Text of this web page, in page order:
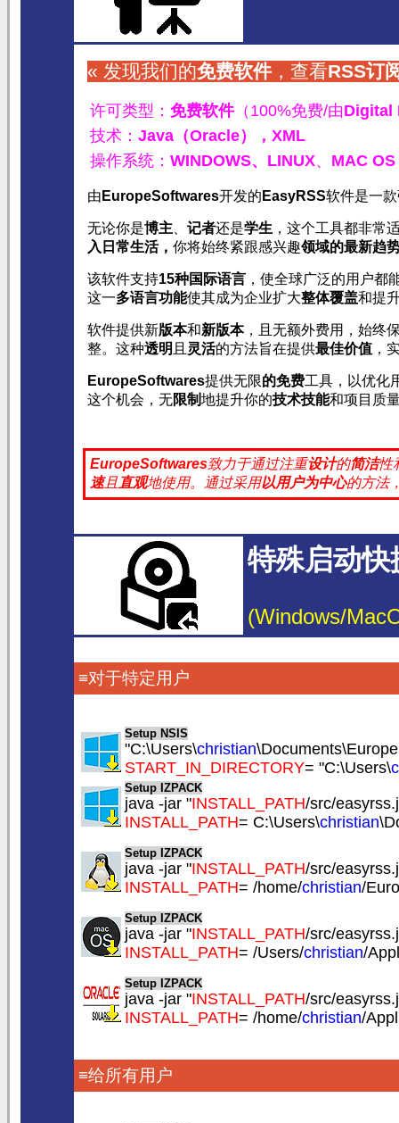
« 发现我们的免费软件，查看RSS订
许可类型： 免费软件（100%免费/由Digital
技术： Java（Oracle）， XML
操作系统： WINDOWS、 LINUX、 MAC OS
由 EuropeSoftwares开发的 EasyRSS软件是一
无论你是博主 记者还是学生 ，这个工具都非常
入日常生活， 你将始终紧跟感兴趣领域的最新趋
该软件支持15种国际语言 ，使全球广泛的用户都
这一多语言功能使其成为企业扩大整体覆盖和提
软件提供新版本和新版本，且无额外费用，始终
整。这种透明 且 灵活的方法旨在提供最佳价值 ，
EuropeSoftwares提供无限的免费工具，以优化
这个机会，无限制地提升你的技术技能和项目质
EuropeSoftwares致力于通过注重设计的简洁性
速且 直观地使用。 通过采用以用户为中心的方法
特殊启动快
(Windows/
≡对于特定用户
Setup NSIS
"C:\Users\christian
START_IN_DIRECTORY= "C:\Users\
Setup IZPACK
java -jar "INSTALL_PATH/src/
INSTALL_PATH= C:\Users\christian
Setup IZPACK
java -jar "INSTALL_PATH/src/
INSTALL_PATH= /home/christian/
Setup IZPACK
java -jar "INSTALL_PATH/src/
INSTALL_PATH= /Users/christian/
Setup IZPACK
java -jar "INSTALL_PATH/src/
INSTALL_PATH= /home/christian/
≡给所有用户